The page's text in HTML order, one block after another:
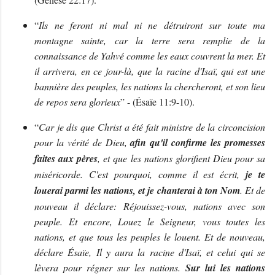
“Ils ne feront ni mal ni ne détruiront sur toute ma
montagne sainte, car la terre sera remplie de la
connaissance de Yahvé comme les eaux couvrent la mer. Et
il arrivera, en ce jour-là, que la racine d'Isaï, qui est une
bannière des peuples, les nations la chercheront, et son lieu
de repos sera glorieux” - (Ésaïe 11:9-10).
“Car je dis que Christ a été fait ministre de la circoncision
pour la vérité de Dieu,afin qu'il confirme les promesses
faites aux pères, et que les nations glorifient Dieu pour sa
miséricorde. C'est pourquoi, comme il est écrit,je te
louerai parmi les nations, et je chanterai à ton Nom. Et de
nouveau il déclare: Réjouissez-vous, nations avec son
peuple. Et encore, Louez le Seigneur, vous toutes les
nations, et que tous les peuples le louent. Et de nouveau,
déclare Ésaïe, Il y aura la racine d'Isaï, et celui qui se
lèvera pour régner sur les nations. Sur lui les nations